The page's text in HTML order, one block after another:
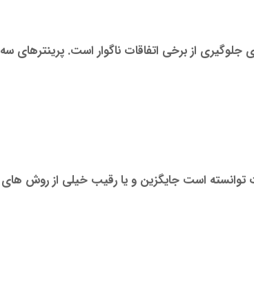
از برخی اتفاقات ناگوار است. پرینترهای
توانسته است جایگزین و یا رقیب خیلی از روش